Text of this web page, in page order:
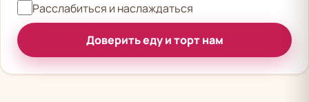
Расслабиться и наслаждаться
Доверить еду и торт нам